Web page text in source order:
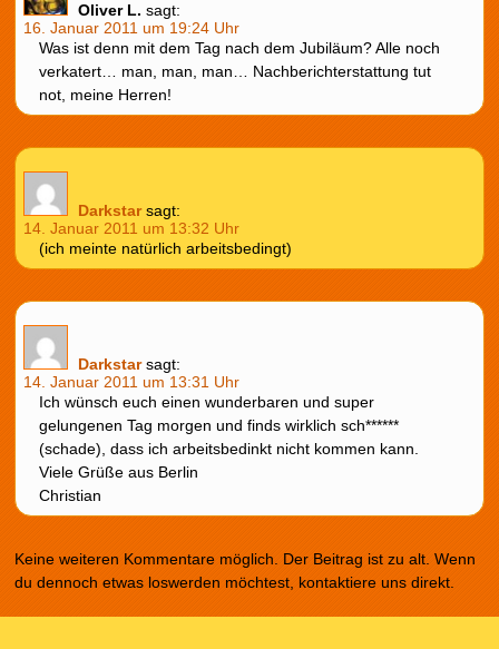
Oliver L. sagt:
16. Januar 2011 um 19:24 Uhr
Was ist denn mit dem Tag nach dem Jubiläum? Alle noch
verkatert… man, man, man… Nachberichterstattung tut
not, meine Herren!
Darkstar sagt:
14. Januar 2011 um 13:32 Uhr
(ich meinte natürlich arbeitsbedingt)
Darkstar sagt:
14. Januar 2011 um 13:31 Uhr
Ich wünsch euch einen wunderbaren und super
gelungenen Tag morgen und finds wirklich sch******
(schade), dass ich arbeitsbedinkt nicht kommen kann.
Viele Grüße aus Berlin
Christian
Keine weiteren Kommentare möglich. Der Beitrag ist zu alt. Wenn
du dennoch etwas loswerden möchtest, kontaktiere uns direkt.